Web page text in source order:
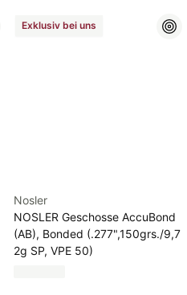
Exklusiv bei uns
Nosler
NOSLER Geschosse AccuBond
(AB), Bonded (.277",150grs./9,7
2g SP, VPE 50)